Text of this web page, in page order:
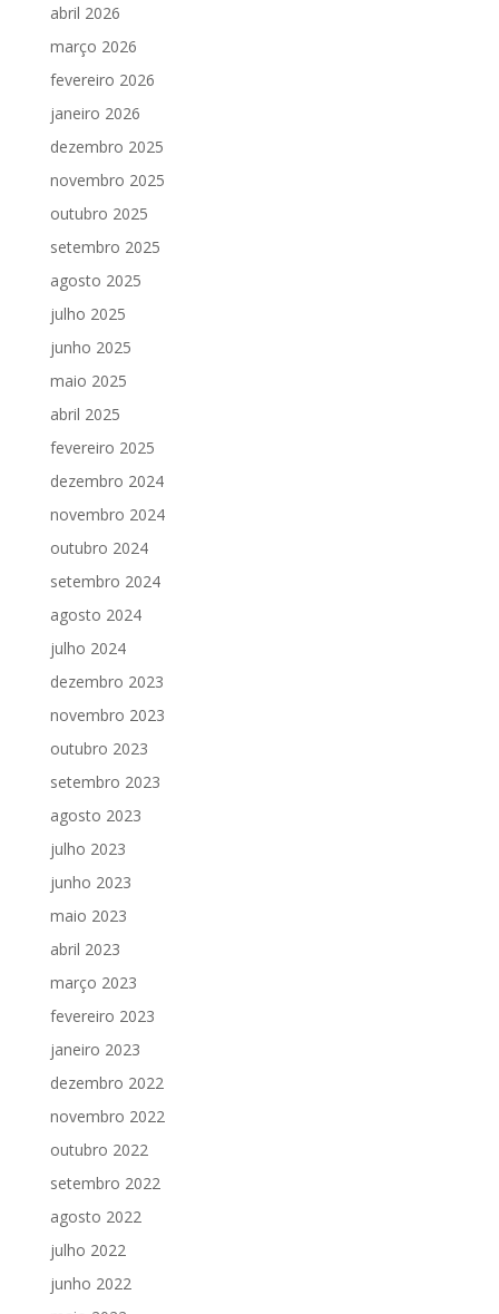
abril 2026
março 2026
fevereiro 2026
janeiro 2026
dezembro 2025
novembro 2025
outubro 2025
setembro 2025
agosto 2025
julho 2025
junho 2025
maio 2025
abril 2025
fevereiro 2025
dezembro 2024
novembro 2024
outubro 2024
setembro 2024
agosto 2024
julho 2024
dezembro 2023
novembro 2023
outubro 2023
setembro 2023
agosto 2023
julho 2023
junho 2023
maio 2023
abril 2023
março 2023
fevereiro 2023
janeiro 2023
dezembro 2022
novembro 2022
outubro 2022
setembro 2022
agosto 2022
julho 2022
junho 2022